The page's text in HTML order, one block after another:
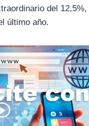
del
último año.